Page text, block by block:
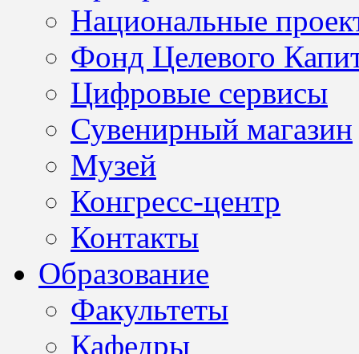
Национальные
Фонд Целевого
Цифровые сервисы
Сувенирный магазин
Музей
Конгресс-центр
Контакты
Образование
Факультеты
Кафедры